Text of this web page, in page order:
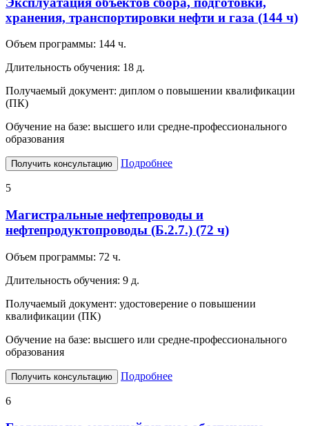
хранения, транспортировки нефти и газа (144 ч)
Объем программы: 144 ч.
Длительность обучения: 18 д.
Получаемый документ: диплом о повышении квалификации
(ПК)
Обучение на базе: высшего или средне-профессионального
образования
Получить консультацию Подробнее
5
Магистральные нефтепроводы и
нефтепродуктопроводы (Б.2.7.) (72 ч)
Объем программы: 72 ч.
Длительность обучения: 9 д.
Получаемый документ: удостоверение о повышении
квалификации (ПК)
Обучение на базе: высшего или средне-профессионального
образования
Получить консультацию Подробнее
6